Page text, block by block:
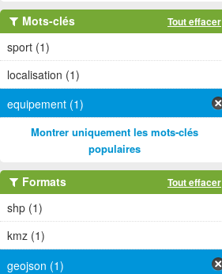
Mots-clés Tout effacer
sport (1)
localisation (1)
equipement (1)
Montrer uniquement les mots-clés
populaires
Formats Tout effacer
shp (1)
kmz (1)
geojson (1)